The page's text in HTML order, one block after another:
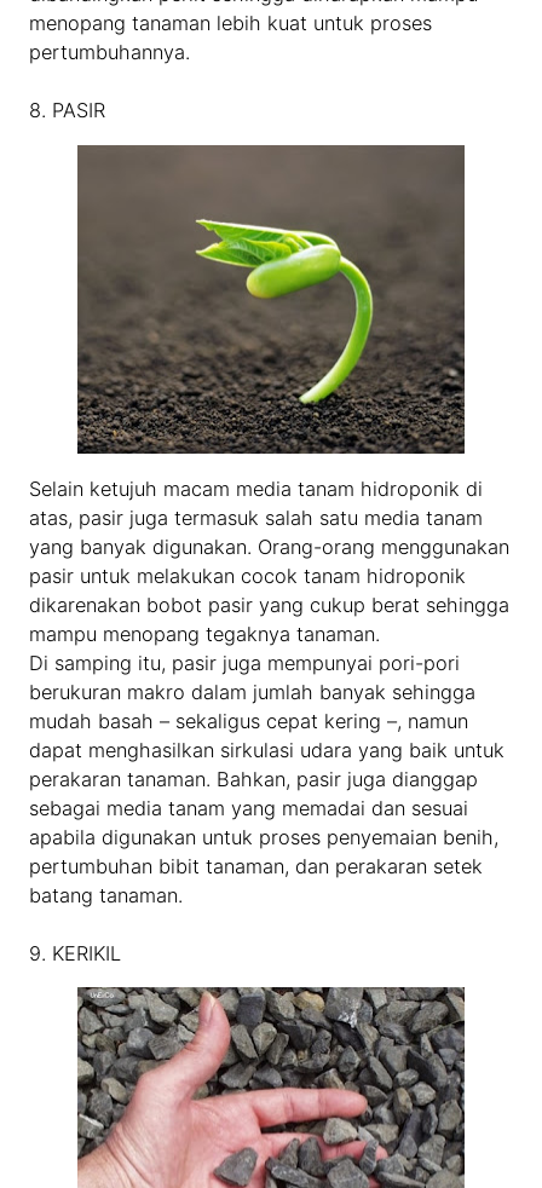
menopang tanaman lebih kuat untuk proses
pertumbuhannya.
8. PASIR
Selain ketujuh macam media tanam hidroponik di
atas, pasir juga termasuk salah satu media tanam
yang banyak digunakan. Orang-orang menggunakan
pasir untuk melakukan cocok tanam hidroponik
dikarenakan bobot pasir yang cukup berat sehingga
mampu menopang tegaknya tanaman.
Di samping itu, pasir juga mempunyai pori-pori
berukuran makro dalam jumlah banyak sehingga
mudah basah – sekaligus cepat kering –, namun
dapat menghasilkan sirkulasi udara yang baik untuk
perakaran tanaman. Bahkan, pasir juga dianggap
sebagai media tanam yang memadai dan sesuai
apabila digunakan untuk proses penyemaian benih,
pertumbuhan bibit tanaman, dan perakaran setek
batang tanaman.
9. KERIKIL